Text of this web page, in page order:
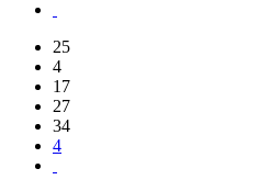
25
4
17
27
34
4